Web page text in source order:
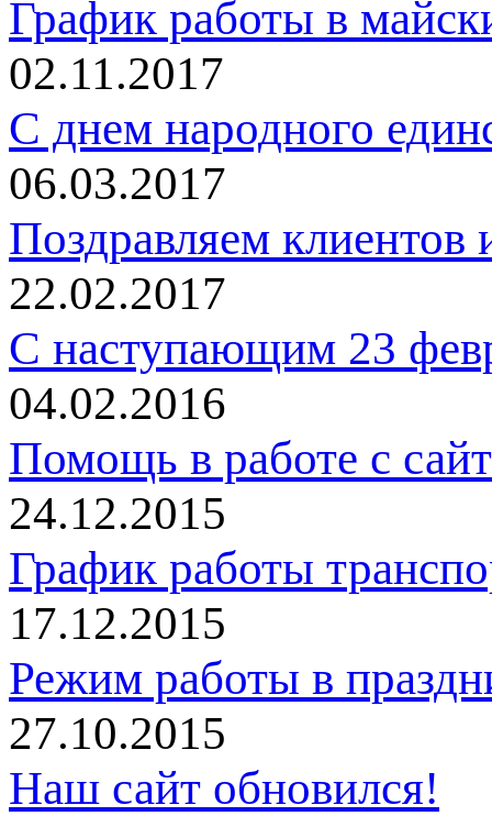
График работы в
02.11.2017
C днем народного
06.03.2017
Поздравляем клиентов
22.02.2017
С наступающим 23
04.02.2016
Помощь в работе с
24.12.2015
График работы
17.12.2015
Режим работы в
27.10.2015
Наш сайт обновился!